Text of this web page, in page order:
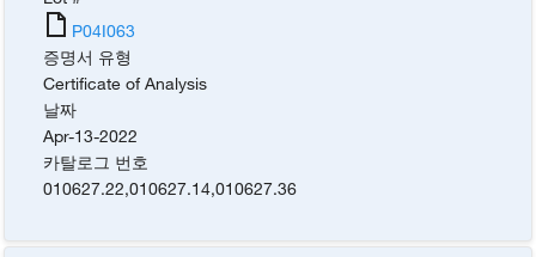
P04I063
증명서 유형
Certificate of Analysis
날짜
Apr-13-2022
카탈로그 번호
010627.22,010627.14,010627.36